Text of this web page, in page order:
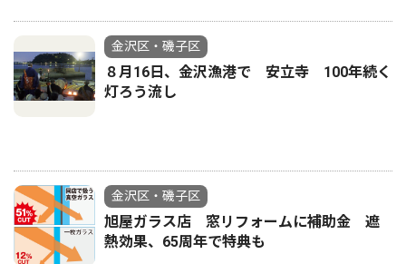
金沢区・磯子区
８月16日、金沢漁港で 安立寺 100年続く
灯ろう流し
金沢区・磯子区
旭屋ガラス店 窓リフォームに補助金 遮
熱効果、65周年で特典も